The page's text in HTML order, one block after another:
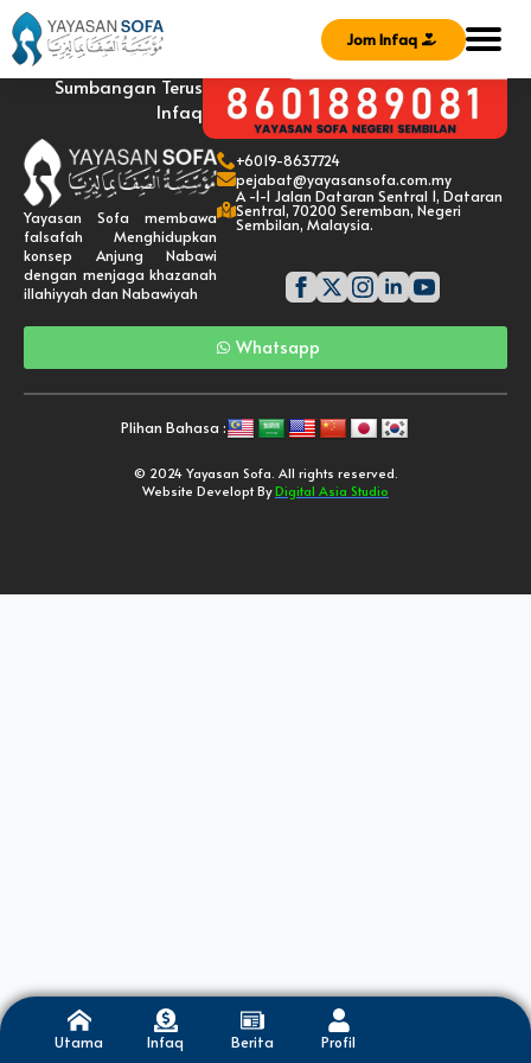
Jom Infaq
Utama Infaq Berita Profil
Yayasan Sofa membawa
falsafah Menghidupkan
konsep Anjung Nabawi
dengan menjaga khazanah
illahiyyah dan Nabawiyah
+6019-8637724
pejabat@yayasansofa.com.my
A -1-1 Jalan Dataran Sentral 1, Dataran
Sentral, 70200 Seremban, Negeri
Sembilan, Malaysia.
Sumbangan Terus
Infaq
Whatsapp
Plihan Bahasa :
© 2024 Yayasan Sofa. All rights reserved.
Website Developt ByDigital Asia Studio